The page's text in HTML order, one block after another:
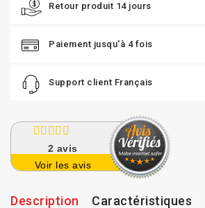
Retour produit 14 jours
Paiement jusqu'à 4 fois
Support client Français
2 avis
Voir les avis
Description Caractéristiques